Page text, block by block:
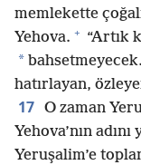
memlekette
Yehova. + “Artık
*
hatırlayan,
17 O zaman
Yehova’nın
Yeruşalim’e